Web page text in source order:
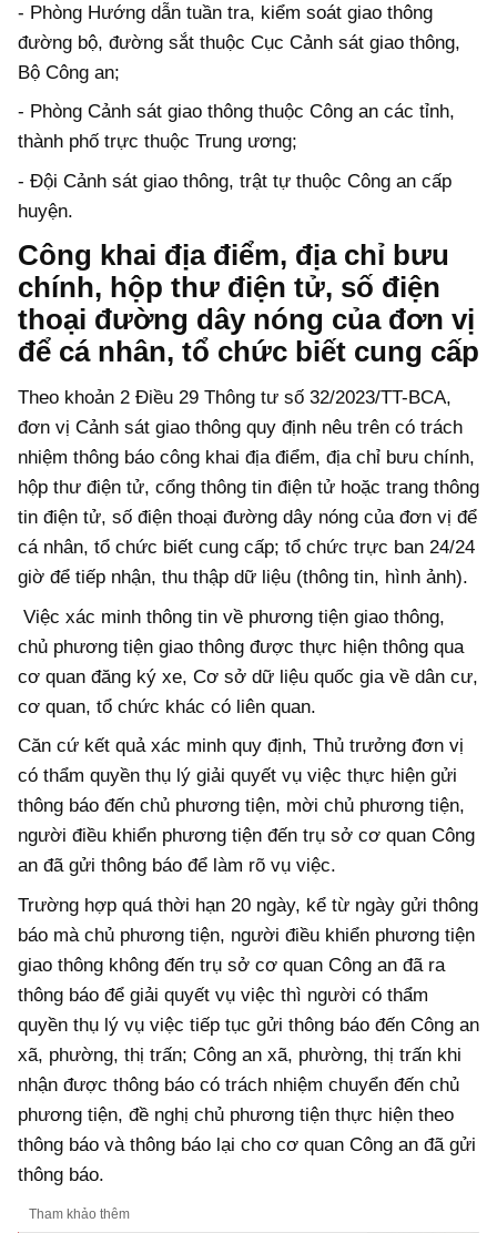
- Phòng Hướng dẫn tuần tra, kiểm soát giao thông
đường bộ, đường sắt thuộc Cục Cảnh sát giao thông,
Bộ Công an;
- Phòng Cảnh sát giao thông thuộc Công an các tỉnh,
thành phố trực thuộc Trung ương;
- Đội Cảnh sát giao thông, trật tự thuộc Công an cấp
huyện.
Công khai địa điểm, địa chỉ bưu
chính, hộp thư điện tử, số điện
thoại đường dây nóng của đơn vị
để cá nhân, tổ chức biết cung cấp
Theo khoản 2 Điều 29 Thông tư số 32/2023/TT-BCA,
đơn vị Cảnh sát giao thông quy định nêu trên có trách
nhiệm thông báo công khai địa điểm, địa chỉ bưu chính,
hộp thư điện tử, cổng thông tin điện tử hoặc trang thông
tin điện tử, số điện thoại đường dây nóng của đơn vị để
cá nhân, tổ chức biết cung cấp; tổ chức trực ban 24/24
giờ để tiếp nhận, thu thập dữ liệu (thông tin, hình ảnh).
Việc xác minh thông tin về phương tiện giao thông,
chủ phương tiện giao thông được thực hiện thông qua
cơ quan đăng ký xe, Cơ sở dữ liệu quốc gia về dân cư,
cơ quan, tổ chức khác có liên quan.
Căn cứ kết quả xác minh quy định, Thủ trưởng đơn vị
có thẩm quyền thụ lý giải quyết vụ việc thực hiện gửi
thông báo đến chủ phương tiện, mời chủ phương tiện,
người điều khiển phương tiện đến trụ sở cơ quan Công
an đã gửi thông báo để làm rõ vụ việc.
Trường hợp quá thời hạn 20 ngày, kể từ ngày gửi thông
báo mà chủ phương tiện, người điều khiển phương tiện
giao thông không đến trụ sở cơ quan Công an đã ra
thông báo để giải quyết vụ việc thì người có thẩm
quyền thụ lý vụ việc tiếp tục gửi thông báo đến Công an
xã, phường, thị trấn; Công an xã, phường, thị trấn khi
nhận được thông báo có trách nhiệm chuyển đến chủ
phương tiện, đề nghị chủ phương tiện thực hiện theo
thông báo và thông báo lại cho cơ quan Công an đã gửi
thông báo.
Tham khảo thêm